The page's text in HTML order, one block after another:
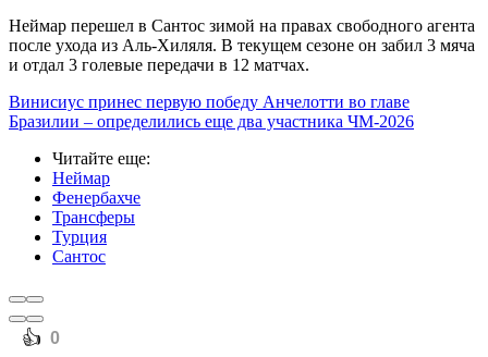
Неймар перешел в Сантос зимой на правах свободного агента
после ухода из Аль-Хиляля. В текущем сезоне он забил 3 мяча
и отдал 3 голевые передачи в 12 матчах.
Винисиус принес первую победу Анчелотти во главе
Бразилии – определились еще два участника ЧМ-2026
Читайте еще:
Неймар
Фенербахче
Трансферы
Турция
Сантос
️👍 0